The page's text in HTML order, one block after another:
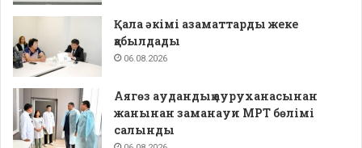
Қала әкімі азаматтарды жеке
қабылдады
06.08.2026
Аягөз аудандық ауруханасынан
жанынан заманауи МРТ бөлімі
салынды